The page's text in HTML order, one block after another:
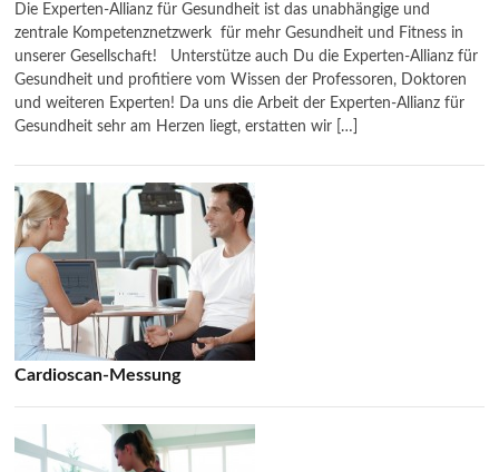
Die Experten-Allianz für Gesundheit ist das unabhängige und
zentrale Kompetenznetzwerk für mehr Gesundheit und Fitness in
unserer Gesellschaft! Unterstütze auch Du die Experten-Allianz für
Gesundheit und profitiere vom Wissen der Professoren, Doktoren
und weiteren Experten! Da uns die Arbeit der Experten-Allianz für
Gesundheit sehr am Herzen liegt, erstatten wir […]
Cardioscan-Messung